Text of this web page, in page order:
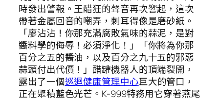
時發出警報。王醋狂的聲音再次響起，這次
帶著金屬回音的嘲弄，刺耳得像是磨砂紙。
「廖沾沾！你那充滿腐敗氣味的蒜泥，是對
醬料學的侮辱！必須淨化！」「你將為你那
百分之五的醬油，以及百分之九十五的邪惡
蒜頭付出代價！」醋罐機器人的頂端裂開，
露出了一個巡迴健康管理中心巨大的管口，
正在聚積藍色光芒。K-999特務用它穿著燕尾